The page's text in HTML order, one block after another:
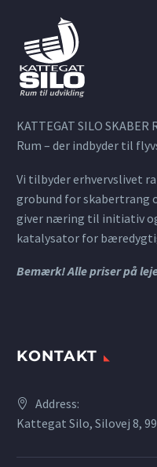
KATTEGAT SILO SKABER
Rum – der indbyder til
Vi tilbyder erhvervslivet
grobund for skabertrang
giver næring til initiativ
katalysator for
Bemærk! Alle priser på
KONTAKT
Address:
Kattegat Silo, Silovej 8,